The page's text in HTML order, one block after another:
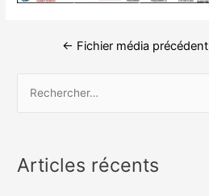
← Fichier média précédent
Articles récents